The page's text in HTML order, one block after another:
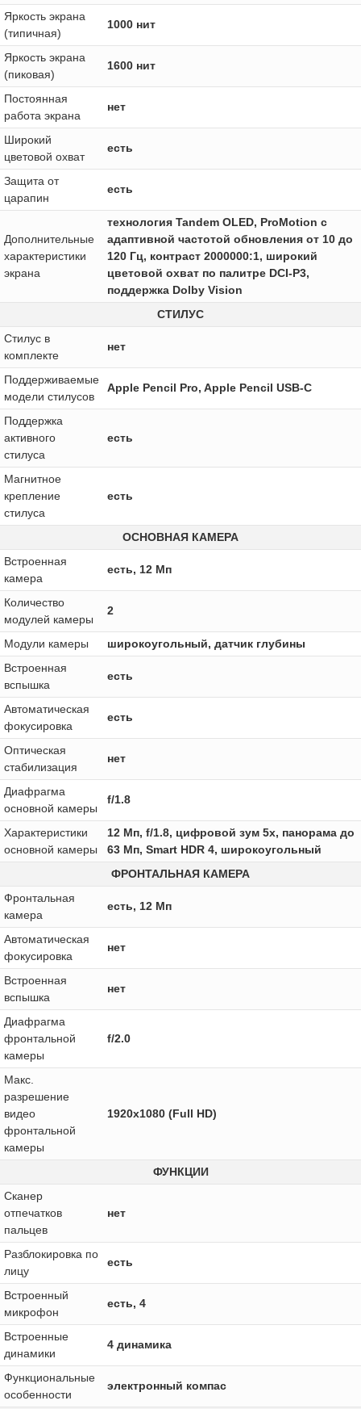
Яркость экрана
(типичная)
1000 нит
Яркость экрана
(пиковая)
1600 нит
Постоянная
работа экрана
нет
Широкий
цветовой охват
есть
Защита от
царапин
есть
Дополнительные
характеристики
экрана
технология Tandem OLED, ProMotion с
адаптивной частотой обновления от 10 до
120 Гц, контраст 2000000:1, широкий
цветовой охват по палитре DCI-P3,
поддержка Dolby Vision
СТИЛУС
Стилус в
комплекте
нет
Поддерживаемые
модели стилусов
Apple Pencil Pro, Apple Pencil USB-C
Поддержка
активного
стилуса
есть
Магнитное
крепление
стилуса
есть
ОСНОВНАЯ КАМЕРА
Встроенная
камера
есть, 12 Мп
Количество
модулей камеры
2
Модули камеры
широкоугольный, датчик глубины
Встроенная
вспышка
есть
Автоматическая
фокусировка
есть
Оптическая
стабилизация
нет
Диафрагма
основной камеры
f/1.8
Характеристики
основной камеры
12 Мп, f/1.8, цифровой зум 5x, панорама до
63 Мп, Smart HDR 4, широкоугольный
ФРОНТАЛЬНАЯ КАМЕРА
Фронтальная
камера
есть, 12 Мп
Автоматическая
фокусировка
нет
Встроенная
вспышка
нет
Диафрагма
фронтальной
камеры
f/2.0
Макс.
разрешение
видео
фронтальной
камеры
1920x1080 (Full HD)
ФУНКЦИИ
Сканер
отпечатков
пальцев
нет
Разблокировка по
лицу
есть
Встроенный
микрофон
есть, 4
Встроенные
динамики
4 динамика
Функциональные
особенности
электронный компас